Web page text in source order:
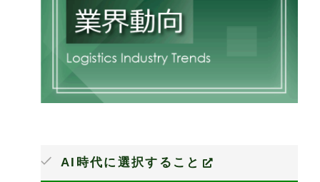
AI時代に選択すること